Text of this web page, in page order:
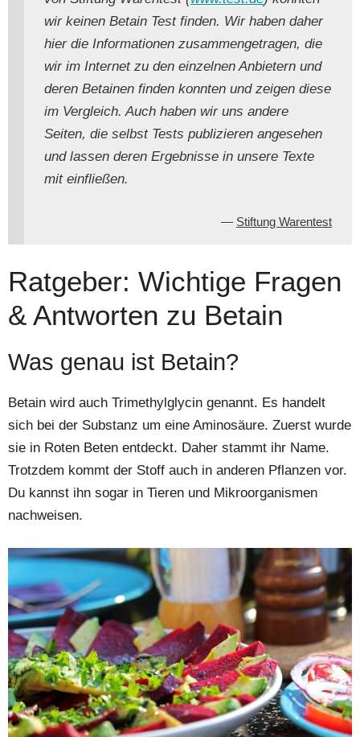
wir keinen Betain Test finden. Wir haben daher
hier die Informationen zusammengetragen, die
wir im Internet zu den einzelnen Anbietern und
deren Betainen finden konnten und zeigen diese
im Vergleich. Auch haben wir uns andere
Seiten, die selbst Tests publizieren angesehen
und lassen deren Ergebnisse in unsere Texte
mit einfließen.
Stiftung Warentest
Ratgeber: Wichtige Fragen
& Antworten zu Betain
Was genau ist Betain?
Betain wird auch Trimethylglycin genannt. Es handelt
sich bei der Substanz um eine Aminosäure. Zuerst wurde
sie in Roten Beten entdeckt. Daher stammt ihr Name.
Trotzdem kommt der Stoff auch in anderen Pflanzen vor.
Du kannst ihn sogar in Tieren und Mikroorganismen
nachweisen.